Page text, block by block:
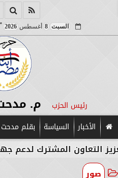
السبت 8 أغسطس 2026
مـ
رئيس الحزب م.
الأخبار السياسة بقلم مدحت
المشترك لدعم جهود التنمية
صور